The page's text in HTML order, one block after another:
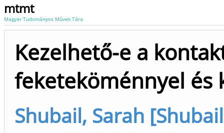
mtmt
Magyar Tudományos Művek Tára
Kezelhető-e a
feketeköménnyel és
Shubail, Sarah